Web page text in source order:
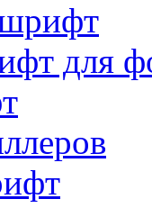
для